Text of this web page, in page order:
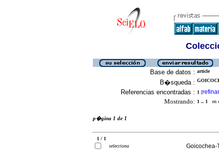
Base de datos : article
B�squeda :
Referencias encontradas : 1 [refinar
Mostrando: 1 .. 1 en
p�gina 1 de 1
1 / 1
selecciona
Goicochea-